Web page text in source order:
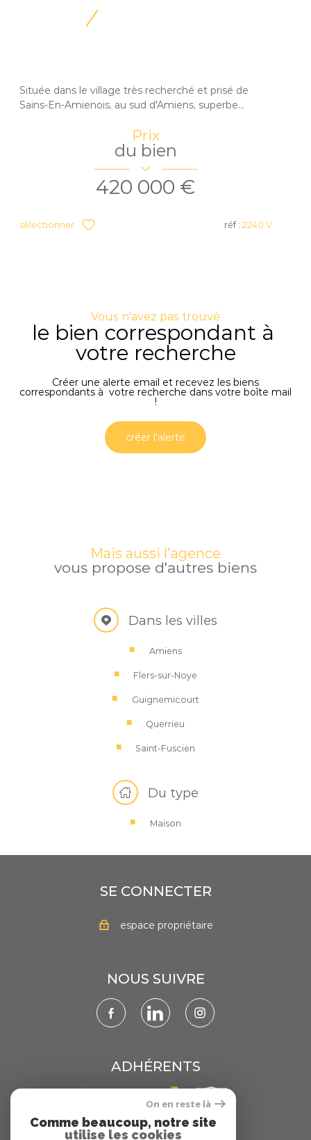
Située dans le village très recherché et prisé de
Sains-En-Amienois, au sud d'Amiens, superbe...
Prix
du bien
420 000 €
sélectionner réf : 2240 V
Vous n'avez pas trouvé
le bien correspondant à
votre recherche
Créer une alerte email et recevez les biens
correspondants à votre recherche dans votre boîte mail
!
créer l'alerte
Mais aussi l'agence
vous propose d'autres biens
Dans les villes
Amiens
Flers-sur-Noye
Guignemicourt
Querrieu
Saint-Fuscien
Du type
Maison
SE CONNECTER
espace propriétaire
NOUS SUIVRE
ADHÉRENTS
On en reste là
Comme beaucoup, notre site
utilise les cookies